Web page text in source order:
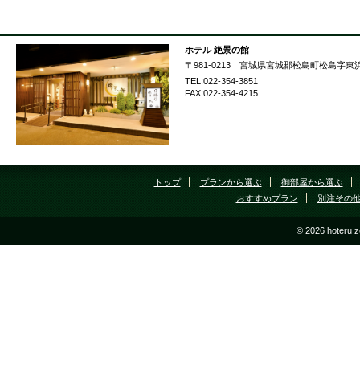
ホテル 絶景の館
〒981-0213 宮城県宮城郡松島町松島字東
TEL:022-354-3851
FAX:022-354-4215
トップ プランから選ぶ
御部屋から選ぶ
おすすめプラン
別注その
© 2026 hoteru